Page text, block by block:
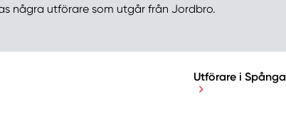
några utförare som utgår från Jordbro.
Utförare i Spånga